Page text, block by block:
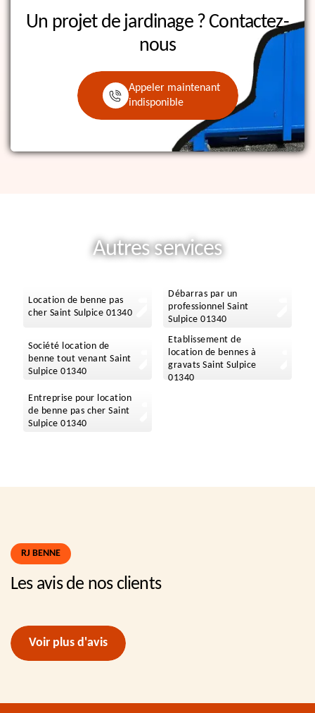
Un projet de jardinage ? Contactez-
nous
Appeler maintenant
indisponible
Autres services
Location de benne pas
cher Saint Sulpice 01340
Débarras par un
professionnel Saint
Sulpice 01340
Société location de
benne tout venant Saint
Sulpice 01340
Etablissement de
location de bennes à
gravats Saint Sulpice
01340
Entreprise pour location
de benne pas cher Saint
Sulpice 01340
RJ BENNE
Les avis de nos clients
Voir plus d'avis